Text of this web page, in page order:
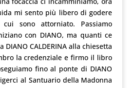
mi sento più libero di godere
sono attorniato. Passiamo
con DIANO, ma quanti ce
DIANO CALDERINA alla chiesetta
la credenziale e firmo il libro
fino al ponte di DIANO
al Santuario della Madonna